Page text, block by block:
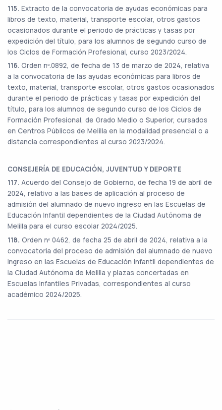
115. Extracto de la convocatoria de ayudas económicas para
libros de texto, material, transporte escolar, otros gastos
ocasionados durante el periodo de prácticas y tasas por
expedición del título, para los alumnos de segundo curso de
los Ciclos de Formación Profesional, curso 2023/2024.
116. Orden nº.0892, de fecha de 13 de marzo de 2024, relativa
a la convocatoria de las ayudas económicas para libros de
texto, material, transporte escolar, otros gastos ocasionados
durante el periodo de prácticas y tasas por expedición del
título, para los alumnos de segundo curso de los Ciclos de
Formación Profesional, de Grado Medio o Superior, cursados
en Centros Públicos de Melilla en la modalidad presencial o a
distancia correspondientes al curso 2023/2024.
CONSEJERÍA DE EDUCACIÓN, JUVENTUD Y DEPORTE
117. Acuerdo del Consejo de Gobierno, de fecha 19 de abril de
2024, relativo a las bases de aplicación al proceso de
admisión del alumnado de nuevo ingreso en las Escuelas de
Educación Infantil dependientes de la Ciudad Autónoma de
Melilla para el curso escolar 2024/2025.
118. Orden nº 0462, de fecha 25 de abril de 2024, relativa a la
convocatoria del proceso de admisión del alumnado de nuevo
ingreso en las Escuelas de Educación Infantil dependientes de
la Ciudad Autónoma de Melilla y plazas concertadas en
Escuelas Infantiles Privadas, correspondientes al curso
académico 2024/2025.